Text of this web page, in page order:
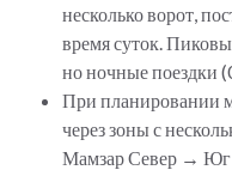
несколько ворот,
время суток.
но ночные поездки
При планировании
через зоны с
Мамзар Север →